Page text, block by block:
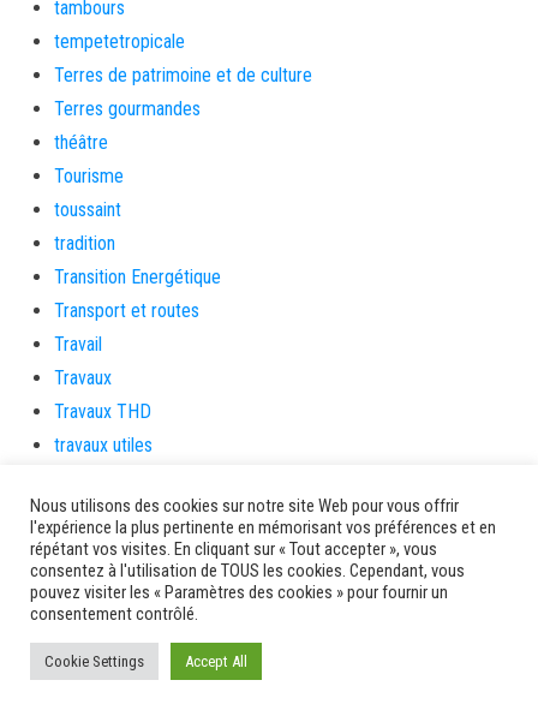
tambours
tempetetropicale
Terres de patrimoine et de culture
Terres gourmandes
théâtre
Tourisme
toussaint
tradition
Transition Energétique
Transport et routes
Travail
Travaux
Travaux THD
travaux utiles
TZCLD
uncategorized
Venir en Martinique
Video
vidététladjéko
Vie Municipale
Nous utilisons des cookies sur notre site Web pour vous offrir
l'expérience la plus pertinente en mémorisant vos préférences et en
répétant vos visites. En cliquant sur « Tout accepter », vous
consentez à l'utilisation de TOUS les cookies. Cependant, vous
pouvez visiter les « Paramètres des cookies » pour fournir un
consentement contrôlé.
Cookie Settings Accept All